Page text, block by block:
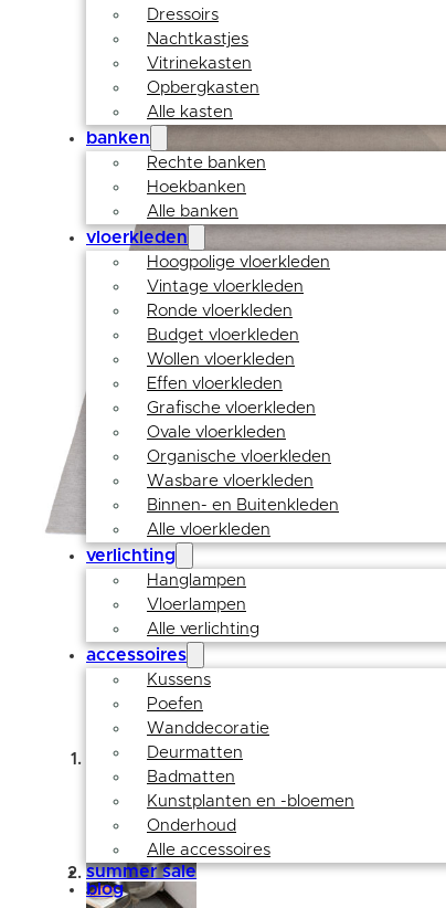
Dressoirs
Nachtkastjes
Vitrinekasten
Opbergkasten
Alle kasten
banken
Rechte banken
Hoekbanken
Alle banken
vloerkleden
Hoogpolige vloerkleden
Vintage vloerkleden
Ronde vloerkleden
Budget vloerkleden
Wollen vloerkleden
Effen vloerkleden
Grafische vloerkleden
Ovale vloerkleden
Organische vloerkleden
Wasbare vloerkleden
Binnen- en Buitenkleden
Alle vloerkleden
verlichting
Hanglampen
Vloerlampen
Alle verlichting
accessoires
Kussens
Poefen
Wanddecoratie
Deurmatten
Badmatten
Kunstplanten en -bloemen
Onderhoud
Alle accessoires
summer sale
blog